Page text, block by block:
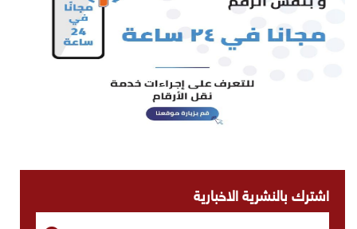
اشترك بالنشرية الاخبارية